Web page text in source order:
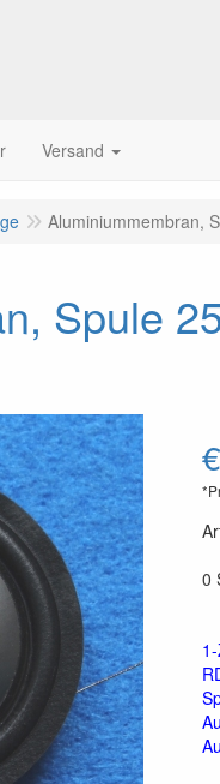
Versand
Aluminiummembran,
Spule
€
0